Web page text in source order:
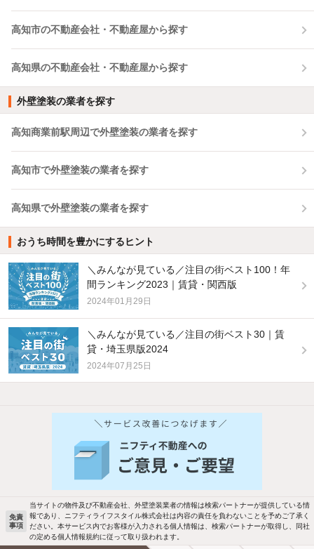
高知市の不動産会社・不動産屋から探す
高知県の不動産会社・不動産屋から探す
外壁塗装の業者を探す
高知商業前駅周辺で外壁塗装の業者を探す
高知市で外壁塗装の業者を探す
高知県で外壁塗装の業者を探す
おうち時間を豊かにするヒント
＼みんなが見ている／注目の街ベスト100！年
間ランキング2023｜賃貸・関西版
2024年01月29日
＼みんなが見ている／注目の街ベスト30｜賃
貸・埼玉県版2024
2024年07月25日
他の人はこんな条件で絞り込んでいます！
バス・トイレ別 2階以上
洗濯機置場あり 独立洗面台
免責
事項
当サイトの物件及び不動産会社、外壁塗装業者の情報は検索パートナーが提供している情
報であり、ニフティライフスタイル株式会社は内容の責任を負わないことを予めご了承く
ださい。本サービス内でお客様が入力される個人情報は、検索パートナーが取得し、同社
の定める個人情報規約に従って取り扱われます。